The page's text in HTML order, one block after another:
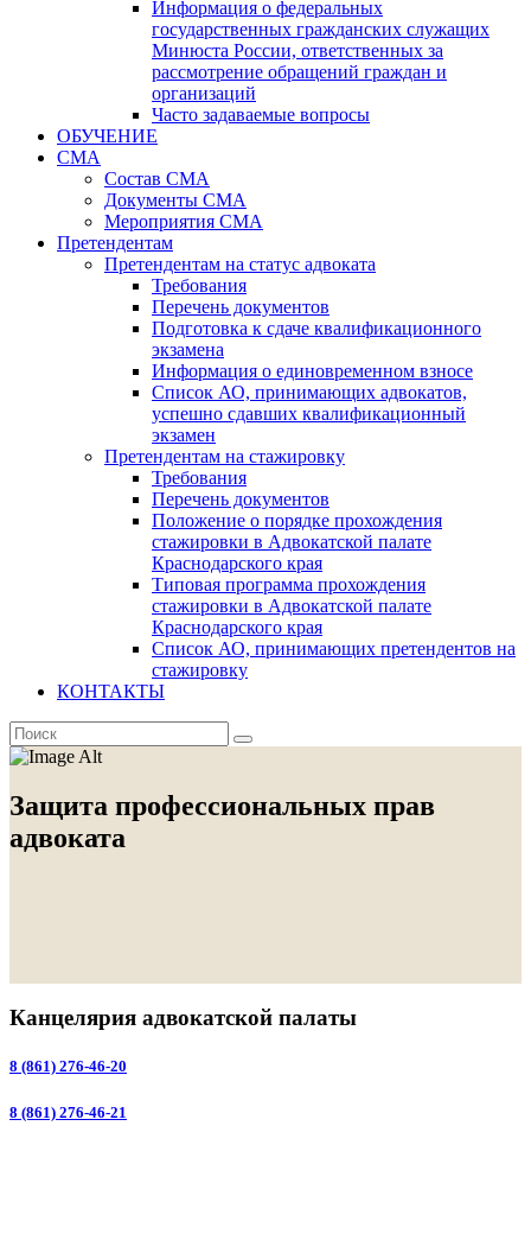
Информация о федеральных
государственных гражданских служащих
Минюста России, ответственных за
рассмотрение обращений граждан и
организаций
Часто задаваемые вопросы
ОБУЧЕНИЕ
СМА
Состав СМА
Документы СМА
Мероприятия СМА
Претендентам
Претендентам на статус адвоката
Требования
Перечень документов
Подготовка к сдаче квалификационного
экзамена
Информация о единовременном взносе
Список АО, принимающих адвокатов,
успешно сдавших квалификационный
экзамен
Претендентам на стажировку
Требования
Перечень документов
Положение о порядке прохождения
стажировки в Адвокатской палате
Краснодарского края
Типовая программа прохождения
стажировки в Адвокатской палате
Краснодарского края
Список АО, принимающих претендентов на
стажировку
КОНТАКТЫ
Защита профессиональных прав
адвоката
Канцелярия адвокатской палаты
8 (861) 276-46-20
8 (861) 276-46-21